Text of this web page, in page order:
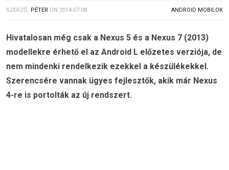
SZERZŐ: PÉTER ON 2014-07-08 ANDROID MOBILOK
Hivatalosan még csak a Nexus 5 és a Nexus 7 (2013)
modellekre érhető el az Android L előzetes verziója, de
nem mindenki rendelkezik ezekkel a készülékekkel.
Szerencsére vannak ügyes fejlesztők, akik már Nexus
4-re is portolták az új rendszert.